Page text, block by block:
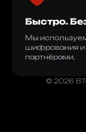
Быстро.
Мы
шифрования и
партнёрами.
© 2026